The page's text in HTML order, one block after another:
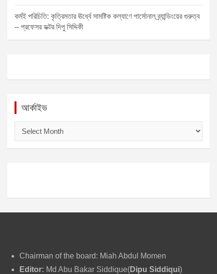
কর্মই পরিচিতি: কৃত্রিমতার ঊর্ধ্বে সামষ্টিক কল্যাণে পার্সোনাল ব্র্যান্ডিংয়ের গুরুত্ব
– প্রফেসর ডক্টর দিপু সিদ্দিকী
আর্কাইভ
ই
Chairman of the board: Miah Abdul Momen
Editor: Md Abu Bakar Siddique(Dipu Siddiqui)